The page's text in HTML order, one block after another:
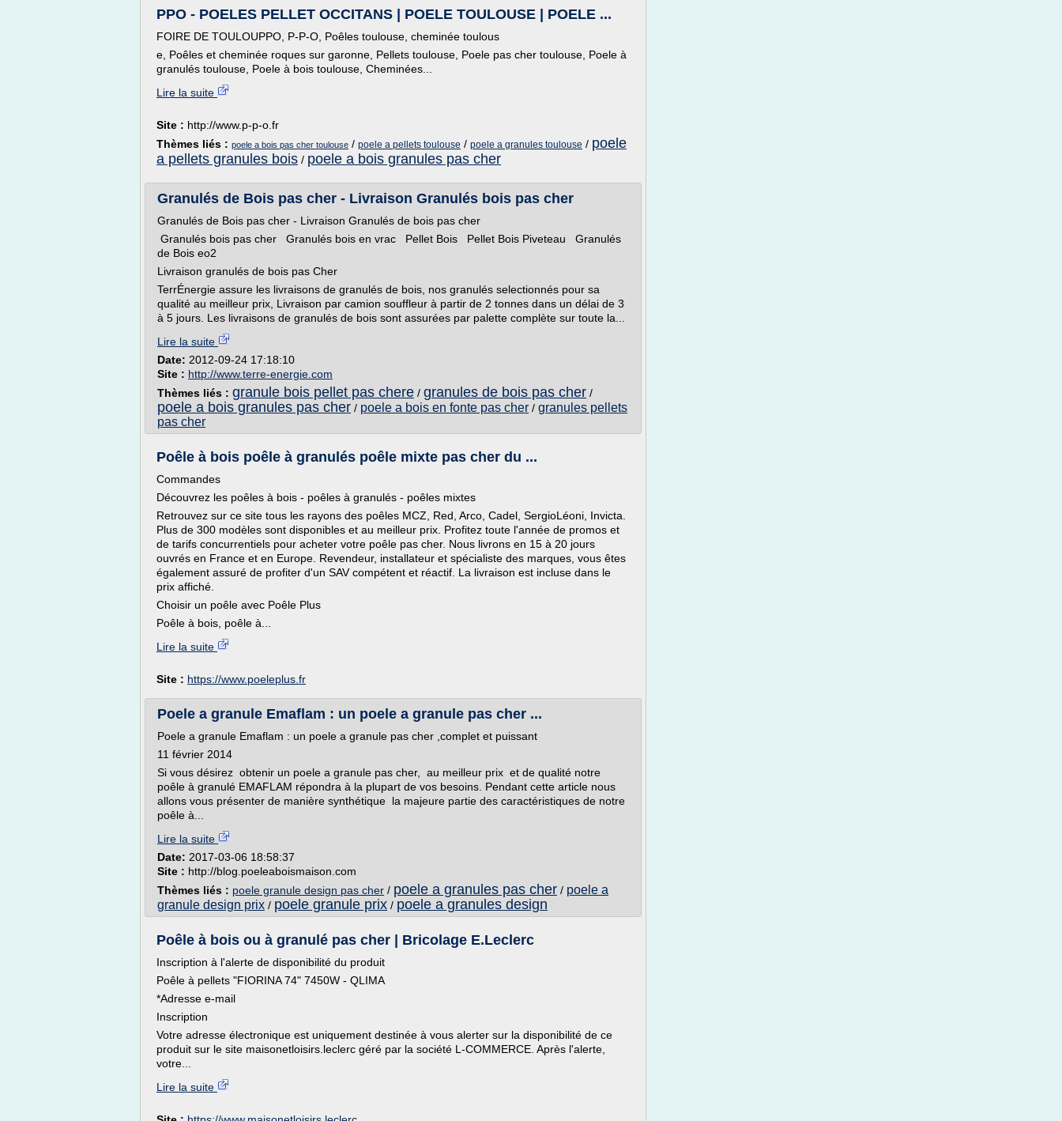
PPO - POELES PELLET OCCITANS | POELE TOULOUSE | POELE ...
FOIRE DE TOULOUPPO, P-P-O, Poêles toulouse, cheminée toulous
e, Poêles et cheminée roques sur garonne, Pellets toulouse, Poele pas cher toulouse, Poele à
granulés toulouse, Poele à bois toulouse, Cheminées...
Lire la suite
Site : http://www.p-p-o.fr
Thèmes liés : poele a bois pas cher toulouse / poele a pellets toulouse / poele a granules toulouse / poele
a pellets granules bois / poele a bois granules pas cher
Granulés de Bois pas cher - Livraison Granulés bois pas cher
Granulés de Bois pas cher - Livraison Granulés de bois pas cher
Granulés bois pas cher Granulés bois en vrac Pellet Bois Pellet Bois Piveteau Granulés
de Bois eo2
Livraison granulés de bois pas Cher
TerrÉnergie assure les livraisons de granulés de bois, nos granulés selectionnés pour sa
qualité au meilleur prix, Livraison par camion souffleur à partir de 2 tonnes dans un délai de 3
à 5 jours. Les livraisons de granulés de bois sont assurées par palette complète sur toute la...
Lire la suite
Date: 2012-09-24 17:18:10
Site : http://www.terre-energie.com
Thèmes liés : granule bois pellet pas chere / granules de bois pas cher /
poele a bois granules pas cher / poele a bois en fonte pas cher / granules pellets
pas cher
Poêle à bois poêle à granulés poêle mixte pas cher du ...
Commandes
Découvrez les poêles à bois - poêles à granulés - poêles mixtes
Retrouvez sur ce site tous les rayons des poêles MCZ, Red, Arco, Cadel, SergioLéoni, Invicta.
Plus de 300 modèles sont disponibles et au meilleur prix. Profitez toute l'année de promos et
de tarifs concurrentiels pour acheter votre poêle pas cher. Nous livrons en 15 à 20 jours
ouvrés en France et en Europe. Revendeur, installateur et spécialiste des marques, vous êtes
également assuré de profiter d'un SAV compétent et réactif. La livraison est incluse dans le
prix affiché.
Choisir un poêle avec Poêle Plus
Poêle à bois, poêle à...
Lire la suite
Site : https://www.poeleplus.fr
Poele a granule Emaflam : un poele a granule pas cher ...
Poele a granule Emaflam : un poele a granule pas cher ,complet et puissant
11 février 2014
Si vous désirez obtenir un poele a granule pas cher, au meilleur prix et de qualité notre
poêle à granulé EMAFLAM répondra à la plupart de vos besoins. Pendant cette article nous
allons vous présenter de manière synthétique la majeure partie des caractéristiques de notre
poêle à...
Lire la suite
Date: 2017-03-06 18:58:37
Site : http://blog.poeleaboismaison.com
Thèmes liés : poele granule design pas cher / poele a granules pas cher / poele a
granule design prix / poele granule prix / poele a granules design
Poêle à bois ou à granulé pas cher | Bricolage E.Leclerc
Inscription à l'alerte de disponibilité du produit
Poêle à pellets "FIORINA 74" 7450W - QLIMA
*Adresse e-mail
Inscription
Votre adresse électronique est uniquement destinée à vous alerter sur la disponibilité de ce
produit sur le site maisonetloisirs.leclerc géré par la société L-COMMERCE. Après l'alerte,
votre...
Lire la suite